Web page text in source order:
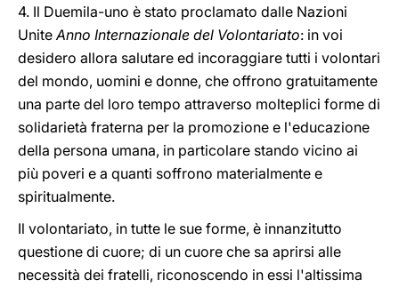
4. Il Duemila-uno è stato proclamato dalle Nazioni
UniteAnno Internazionale del Volontariato: in voi
desidero allora salutare ed incoraggiare tutti i volontari
del mondo, uomini e donne, che offrono gratuitamente
una parte del loro tempo attraverso molteplici forme di
solidarietà fraterna per la promozione e l'educazione
della persona umana, in particolare stando vicino ai
più poveri e a quanti soffrono materialmente e
spiritualmente.
Il volontariato, in tutte le sue forme, è innanzitutto
questione di cuore; di un cuore che sa aprirsi alle
necessità dei fratelli, riconoscendo in essi l'altissima